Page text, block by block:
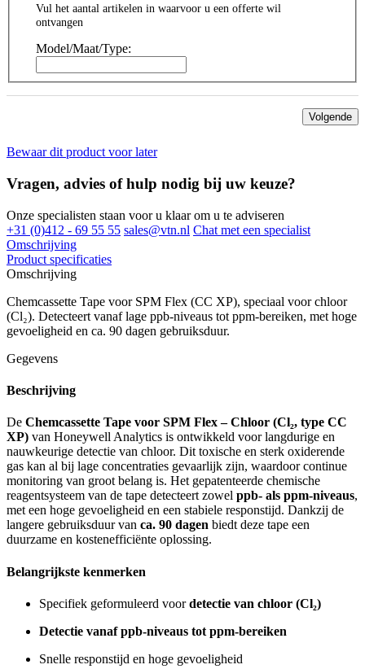
Vul het aantal artikelen in waarvoor u een offerte wil
ontvangen
Model/Maat/Type:
Volgende
Bewaar dit product voor later
Vragen, advies of hulp nodig bij uw keuze?
Onze specialisten staan voor u klaar om u te adviseren
+31 (0)412 - 69 55 55 sales@vtn.nl Chat met een specialist
Omschrijving
Product specificaties
Omschrijving
Chemcassette Tape voor SPM Flex (CC XP), speciaal voor chloor
(Cl₂). Detecteert vanaf lage ppb-niveaus tot ppm-bereiken, met hoge
gevoeligheid en ca. 90 dagen gebruiksduur.
Gegevens
Beschrijving
De Chemcassette Tape voor SPM Flex – Chloor (Cl₂, type CC
XP) van Honeywell Analytics is ontwikkeld voor langdurige en
nauwkeurige detectie van chloor. Dit toxische en sterk oxiderende
gas kan al bij lage concentraties gevaarlijk zijn, waardoor continue
monitoring van groot belang is. Het gepatenteerde chemische
reagentsysteem van de tape detecteert zowel ppb- als ppm-niveaus,
met een hoge gevoeligheid en een stabiele responstijd. Dankzij de
langere gebruiksduur van ca. 90 dagen biedt deze tape een
duurzame en kostenefficiënte oplossing.
Belangrijkste kenmerken
Specifiek geformuleerd voordetectie van chloor (Cl₂)
Detectie vanaf ppb-niveaus tot ppm-bereiken
Snelle responstijd en hoge gevoeligheid